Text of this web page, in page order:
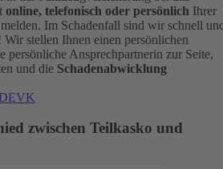
online, telefonisch oder persönlich Ihrer
Im Schadenfall sind wir schnell
Wir stellen Ihnen einen persönlichen
persönliche Ansprechpartnerin zur Seite,
und die Schadenabwicklung
zwischen Teilkasko und